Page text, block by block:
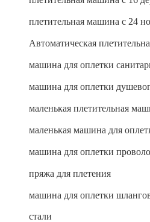
плетительная машина с 24
Автоматическая
машина для оплетки
машина для оплетки
маленькая плетительная
маленькая машина для
машина для оплетки
пряжа для плетения
машина для оплетки
стали